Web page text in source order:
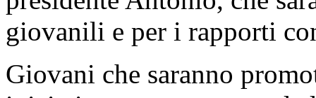
giovanili e per i rapporti
Giovani che saranno